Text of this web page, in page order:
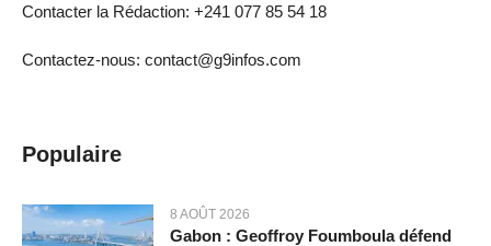
Contacter la Rédaction: +241 077 85 54 18
Contactez-nous: contact@g9infos.com
Populaire
8 AOÛT 2026
Gabon : Geoffroy Foumboula défend